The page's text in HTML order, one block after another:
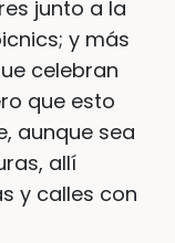
junto a la
y más
celebran
que esto
aunque sea
allí
y calles con